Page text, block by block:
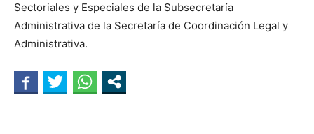
Sectoriales y Especiales de la Subsecretaría
Administrativa de la Secretaría de Coordinación Legal y
Administrativa.